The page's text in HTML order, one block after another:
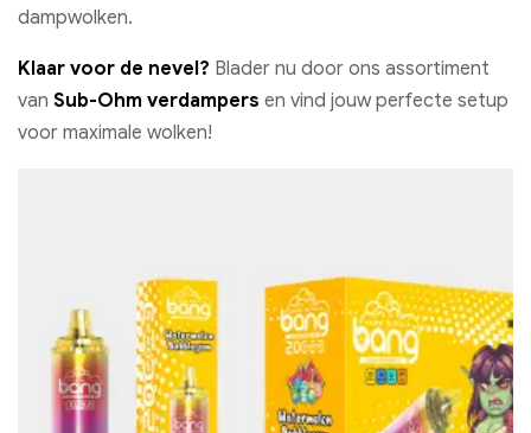
dampwolken.
Klaar voor de nevel? Blader nu door ons assortiment
van Sub-Ohm verdampers en vind jouw perfecte setup
voor maximale wolken!